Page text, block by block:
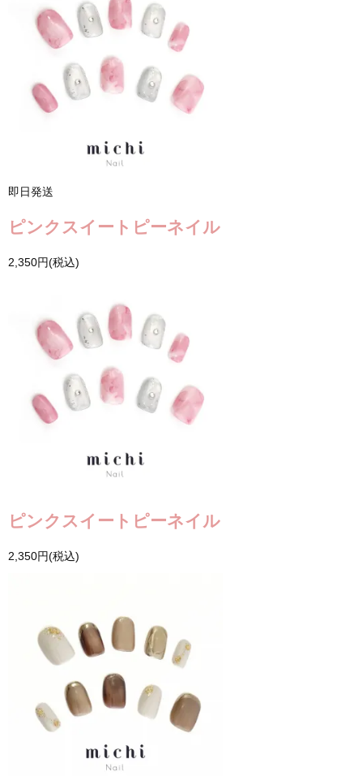
即日発送
ピンクスイートピーネイル
2,350円(税込)
ピンクスイートピーネイル
2,350円(税込)